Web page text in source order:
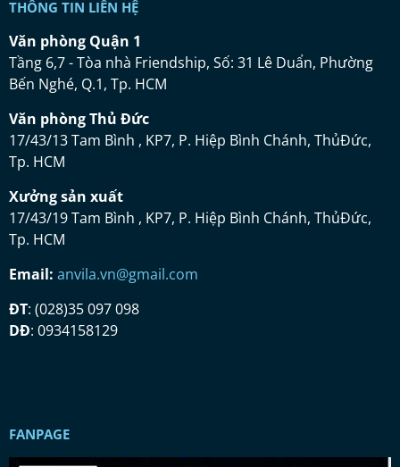
THÔNG TIN LIÊN HỆ
Văn phòng Quận 1
Tầng 6,7 - Tòa nhà Friendship, Số: 31 Lê Duẩn, Phường
Bến Nghé, Q.1, Tp. HCM
Văn phòng Thủ Đức
17/43/13 Tam Bình , KP7, P. Hiệp Bình Chánh, ThủĐức,
Tp. HCM
Xưởng sản xuất
17/43/19 Tam Bình , KP7, P. Hiệp Bình Chánh, ThủĐức,
Tp. HCM
Email: anvila.vn@gmail.com
ĐT: (028)35 097 098
DĐ: 0934158129
FANPAGE